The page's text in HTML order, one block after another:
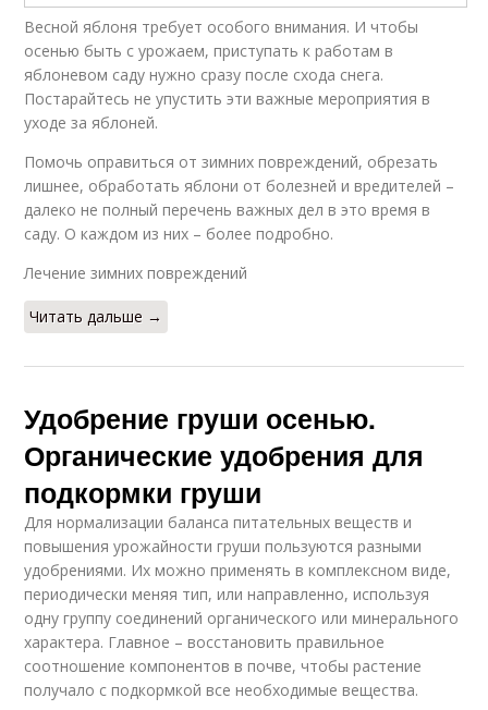
Весной яблоня требует особого внимания. И чтобы
осенью быть с урожаем, приступать к работам в
яблоневом саду нужно сразу после схода снега.
Постарайтесь не упустить эти важные мероприятия в
уходе за яблоней.
Помочь оправиться от зимних повреждений, обрезать
лишнее, обработать яблони от болезней и вредителей –
далеко не полный перечень важных дел в это время в
саду. О каждом из них – более подробно.
Лечение зимних повреждений
Читать дальше →
Удобрение груши осенью.
Органические удобрения для
подкормки груши
Для нормализации баланса питательных веществ и
повышения урожайности груши пользуются разными
удобрениями. Их можно применять в комплексном виде,
периодически меняя тип, или направленно, используя
одну группу соединений органического или минерального
характера. Главное – восстановить правильное
соотношение компонентов в почве, чтобы растение
получало с подкормкой все необходимые вещества.